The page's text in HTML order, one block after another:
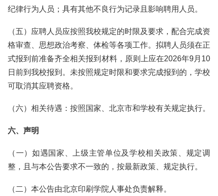
纪律行为人员；具有其他不良行为记录且影响聘用人员。
（五）应聘人员应按照我校规定的时限及要求，配合完成资
格审查、思想政治考察、体检等各项工作。拟聘人员须在正
式报到前准备齐全相关报到材料，原则上应在2026年9月10
日前到我校报到。未按照规定时限和要求完成报到的，学校
可取消其应聘资格。
（六）相关待遇：按照国家、北京市和学校有关规定执行。
六、声明
（一）如遇国家、上级主管单位及学校相关政策、规定调
整，且与本公告要求不一致的，按最新政策、规定执行。
（二）本公告由北京印刷学院人事处负责解释。